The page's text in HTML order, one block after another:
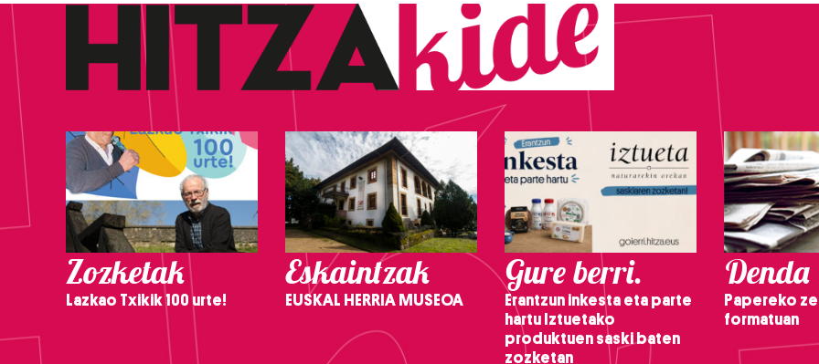
Zozketak
Lazkao Txikik 100 urte!
Eskaintzak
EUSKAL HERRIA MUSEOA
Gure berri.
Erantzun inkesta eta parte
hartu Iztuetako
produktuen saski baten
zozketan
Denda
Papereko
formatuan